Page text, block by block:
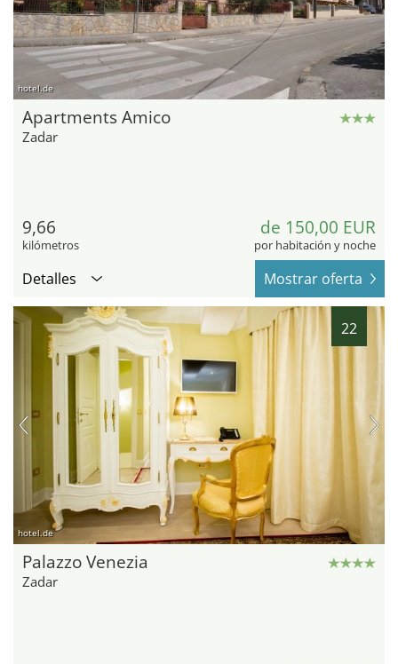
hotel.de
Apartments Amico
Zadar
9,66
kilómetros
de 150,00 EUR
por habitación y noche
Detalles Mostrar oferta
22
hotel.de
Palazzo Venezia
Zadar